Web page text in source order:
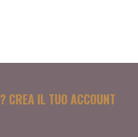
CREA IL TUO ACCOUNT